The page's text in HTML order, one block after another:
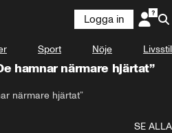
Logga in
Sport Nöje Livsstil
hamnar närmare hjärtat”
närmare hjärtat”
SE ALLA